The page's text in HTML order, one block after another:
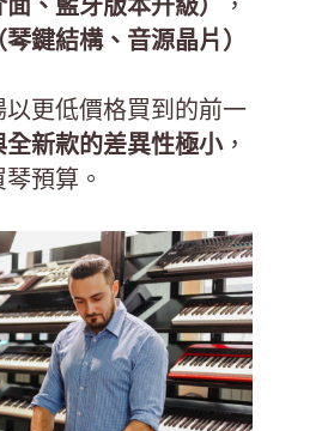
面、藍牙版本升級）
，
琴鍵結構、音源晶片）
更低價格買到的前一
全新款的差異性極小，
預算。